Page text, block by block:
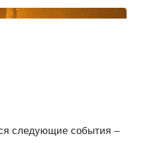
следующие события –